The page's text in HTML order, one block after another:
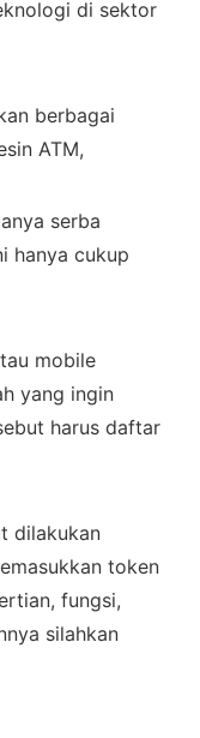
di sektor
berbagai
ATM,
serba
hanya cukup
mobile
yang ingin
harus daftar
dilakukan
token
fungsi,
silahkan